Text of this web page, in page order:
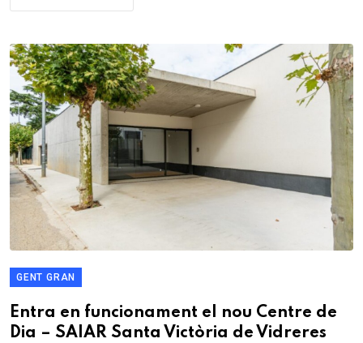
GENT GRAN
Entra en funcionament el nou Centre de
Dia – SAIAR Santa Victòria de Vidreres